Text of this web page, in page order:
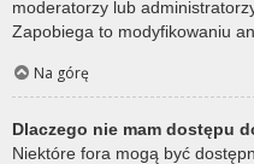
moderatorzy lub
Zapobiega to modyfikowaniu
Na górę
Dlaczego nie mam dostępu
Niektóre fora mogą być